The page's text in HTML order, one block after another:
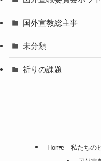
国外宣教総主事
未分類
祈りの課題
Home 私たちの